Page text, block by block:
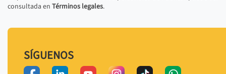
consultada en Términos legales.
SÍGUENOS